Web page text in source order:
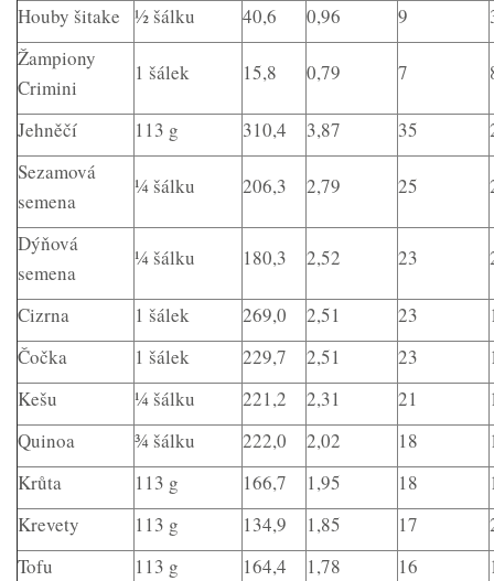
Houby šitake
½ šálku 40,6 0,96 9
Žampiony
Crimini
1 šálek 15,8 0,79 7
Jehněčí 113 g 310,4 3,87 35
Sezamová
semena
¼ šálku 206,3 2,79 25
Dýňová
semena
¼ šálku 180,3 2,52 23
Cizrna 1 šálek 269,0 2,51 23
Čočka
1 šálek 229,7 2,51 23
Kešu
¼ šálku 221,2 2,31 21
Quinoa
¾ šálku 222,0 2,02 18
Krůta
113 g 166,7 1,95 18
Krevety
113 g 134,9 1,85 17
Tofu
113 g 164,4 1,78 16